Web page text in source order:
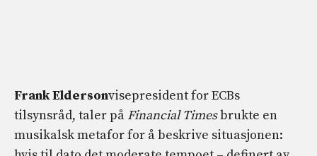
Frank Eldersonvisepresident for ECBs
tilsynsråd, taler på Financial Timesbrukte en
musikalsk metafor for å beskrive situasjonen: